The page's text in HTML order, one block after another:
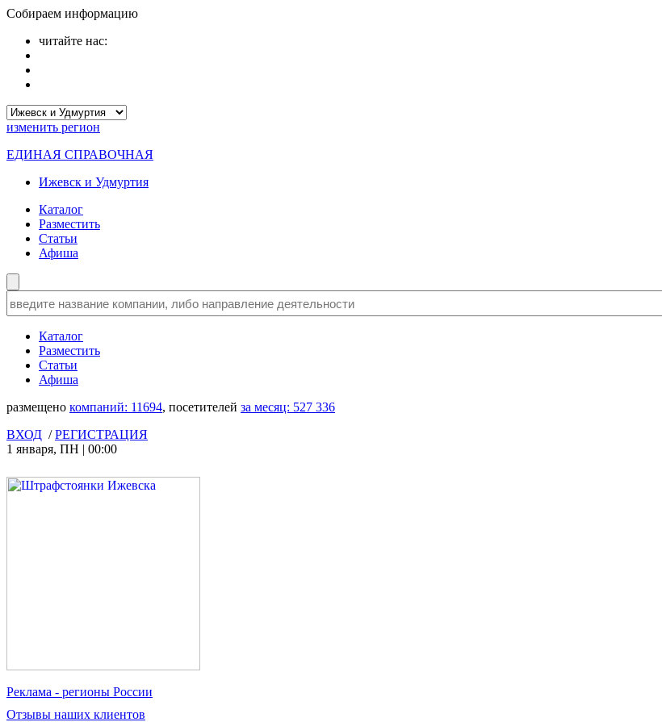
Собираем информацию
читайте нас:
изменить регион
ЕДИНАЯ СПРАВОЧНАЯ
Ижевск и Удмуртия
Каталог
Разместить
Статьи
Афиша
Каталог
Разместить
Статьи
Афиша
размещено компаний: 11694, посетителей за месяц: 527 336
ВХОД /РЕГИСТРАЦИЯ
1 января, ПН | 00:00
Реклама - регионы России
Отзывы наших клиентов